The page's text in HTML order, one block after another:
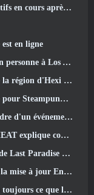
le lancement de Mirage
en ligne
capitaux: Lancement d'origine
se rencontrent aujourd'hui
ARPG Crystalfall
One-Punch Man
réservoirs travaillent ensemble
la survie à l'apocalypse zombie
The Abyss de Lost Ark
en étant une expérience unique